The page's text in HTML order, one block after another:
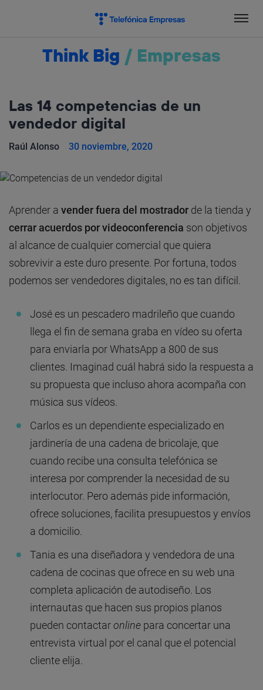
Think Big / Empresas
Las 14 competencias de un
vendedor digital
Raúl Alonso 30 noviembre, 2020
Aprender a vender fuera del mostrador de la tienda y
cerrar acuerdos por videoconferencia son objetivos
al alcance de cualquier comercial que quiera
sobrevivir a este duro presente. Por fortuna, todos
podemos ser vendedores digitales, no es tan difícil.
José es un pescadero madrileño que cuando
llega el fin de semana graba en vídeo su oferta
para enviarla por WhatsApp a 800 de sus
clientes. Imaginad cuál habrá sido la respuesta a
su propuesta que incluso ahora acompaña con
música sus vídeos.
Carlos es un dependiente especializado en
jardinería de una cadena de bricolaje, que
cuando recibe una consulta telefónica se
interesa por comprender la necesidad de su
interlocutor. Pero además pide información,
ofrece soluciones, facilita presupuestos y envíos
a domicilio.
Tania es una diseñadora y vendedora de una
cadena de cocinas que ofrece en su web una
completa aplicación de autodiseño. Los
internautas que hacen sus propios planos
pueden contactaronline para concertar una
entrevista virtual por el canal que el potencial
cliente elija.